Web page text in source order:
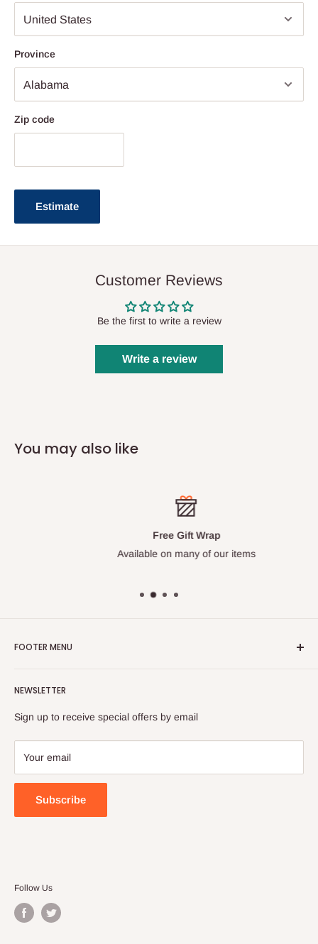
Province
Zip code
Estimate
Customer Reviews
Be the first to write a review
Write a review
You may also like
Free Gift Wrap
Available on many of our items
NEWSLETTER
Sign up to receive special offers by email
Your email
Subscribe
FOOTER MENU
FAQ
Contact Us
Follow Us